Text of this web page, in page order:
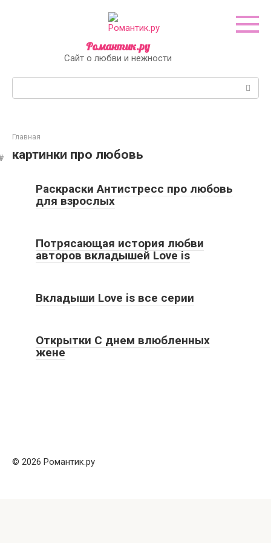
Романтик.ру
Сайт о любви и нежности
Поиск:
Главная
картинки про любовь
Раскраски Антистресс про любовь
для взрослых
Потрясающая история любви
авторов вкладышей Love is
Вкладыши Love is все серии
Открытки С днем влюбленных
жене
© 2026 Романтик.ру